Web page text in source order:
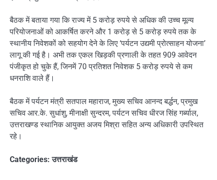
बैठक में बताया गया कि राज्य में 5 करोड़ रुपये से अधिक की उच्च मूल्य
परियोजनाओं को आकर्षित करने और 1 करोड़ से 5 करोड़ रुपये तक के
स्थानीय निवेशकों को सहयोग देने के लिए ‘पर्यटन उद्यमी प्रोत्साहन योजना’
लागू की गई है। अभी तक एकल खिड़की प्रणाली के तहत 909 आवेदन
पंजीकृत हो चुके हैं, जिनमें 70 प्रतिशत निवेशक 5 करोड़ रुपये से कम
धनराशि वाले हैं।
बैठक में पर्यटन मंत्री सतपाल महाराज, मुख्य सचिव आनन्द बर्द्धन, प्रमुख
सचिव आर.के. सुधांशु, मीनाक्षी सुन्दरम, पर्यटन सचिव धीरज सिंह गर्ब्याल,
उत्तराखण्ड स्थानिक आयुक्त अजय मिश्रा सहित अन्य अधिकारी उपस्थित
रहे।
Categories:उत्तराखंड